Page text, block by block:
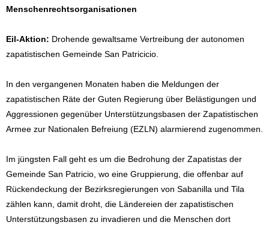
Menschenrechtsorganisationen
Eil-Aktion: Drohende gewaltsame Vertreibung der autonomen
zapatistischen Gemeinde San Patricicio.
In den vergangenen Monaten haben die Meldungen der
zapatistischen Räte der Guten Regierung über Belästigungen und
Aggressionen gegenüber Unterstützungsbasen der Zapatistischen
Armee zur Nationalen Befreiung (EZLN) alarmierend zugenommen.
Im jüngsten Fall geht es um die Bedrohung der Zapatistas der
Gemeinde San Patricio, wo eine Gruppierung, die offenbar auf
Rückendeckung der Bezirksregierungen von Sabanilla und Tila
zählen kann, damit droht, die Ländereien der zapatistischen
Unterstützungsbasen zu invadieren und die Menschen dort